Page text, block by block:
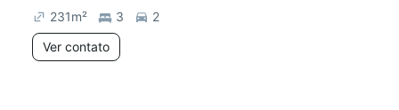
231m² 3
2
Ver contato